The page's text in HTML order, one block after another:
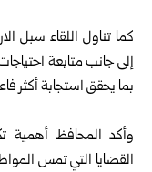
كما تناول اللقاء سبل
إلى جانب متابعة
بما يحقق استجابة أكثر
وأكد المحافظ أهمية
القضايا التي تمس